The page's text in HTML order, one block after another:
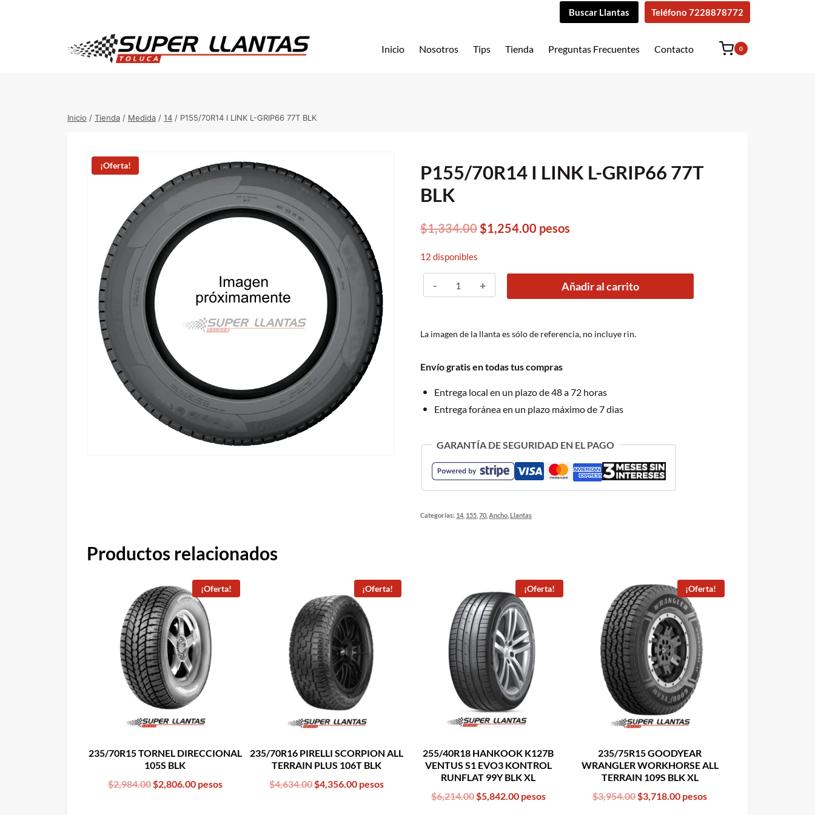
Buscar Llantas Teléfono 7228878772
Inicio Nosotros Tips Tienda Preguntas Frecuentes Contacto 0
Inicio / Tienda / Medida / 14 / P155/70R14 I LINK L-GRIP66 77T BLK
¡Oferta!
P155/70R14 I LINK L-GRIP66 77T
BLK
$1,334.00 Original
$1,334.00.
$1,254.00 Current
$1,254.00.
pesos
12 disponibles
P155/70R14
I
GRIP66
BLK
Añadir al carrito
La imagen de la llanta es sólo de referencia, no incluye rin.
Envío gratis en todas tus compras
Entrega local en un plazo de 48 a 72 horas
Entrega foránea en un plazo máximo de 7 dias
GARANTÍA DE SEGURIDAD EN EL PAGO
Categorías: 14, 155 ,70 ,Ancho ,Llantas
Productos relacionados
¡Oferta!
235/70R15 TORNEL DIRECCIONAL
105S BLK
$2,984.00 Original
$2,806.00Current
pesos
¡Oferta!
235/70R16 PIRELLI SCORPION ALL
TERRAIN PLUS 106T BLK
$4,634.00Original
$4,356.00Current
pesos
¡Oferta!
255/40R18 HANKOOK K127B
VENTUS S1 EVO3 KONTROL
RUNFLAT 99Y BLK XL
$6,214.00 Original
$5,842.00Current
pesos
¡Oferta!
235/75R15 GOODYEAR
WRANGLER WORKHORSE ALL
TERRAIN 109S BLK XL
$3,954.00Original
$3,718.00Current
pesos